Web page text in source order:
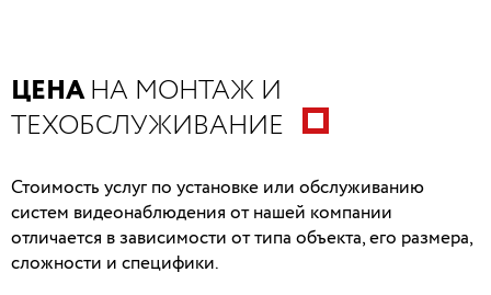
ЦЕНАНА МОНТАЖ И
ТЕХОБСЛУЖИВАНИЕ
Стоимость услуг по установке или обслуживанию
систем видеонаблюдения от нашей компании
отличается в зависимости от типа объекта, его размера,
сложности и специфики.